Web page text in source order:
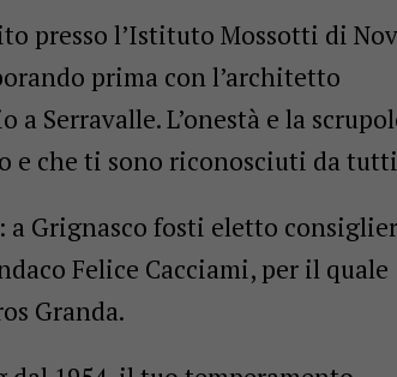
presso l’Istituto Mossotti di
prima con l’architetto
Serravalle. L’onestà e la
e che ti sono riconosciuti da
Grignasco fosti eletto
Felice Cacciami, per il quale
Granda.